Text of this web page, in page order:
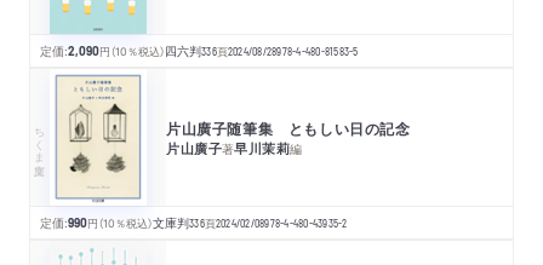
定価:2,090円 （10％税込）四六判336頁2024/08/28978-4-480-81583-5
ちくま文庫 片山廣子随筆集 ともしい日の記念
片山廣子著早川茉莉編
定価:990円 （10％税込）文庫判336頁2024/02/08978-4-480-43935-2